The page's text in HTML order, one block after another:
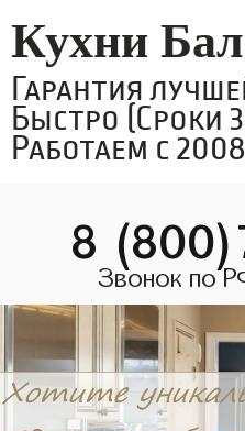
Кухни
Гарантия
Быстро (Сроки
Работаем с
8
Звонок по